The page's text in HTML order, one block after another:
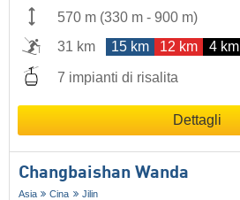
570 m (330 m - 900 m)
31 km
15 km 12 km 4 km
7 impianti di risalita
Dettagli
Changbaishan Wanda
Asia Cina Jilin